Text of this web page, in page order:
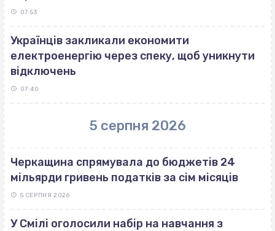
07:53
Українців закликали економити
електроенергію через спеку, щоб уникнути
відключень
07:40
5 серпня 2026
Черкащина спрямувала до бюджетів 24
мільярди гривень податків за сім місяців
5 СЕРПНЯ 2026
У Смілі оголосили набір на навчання з